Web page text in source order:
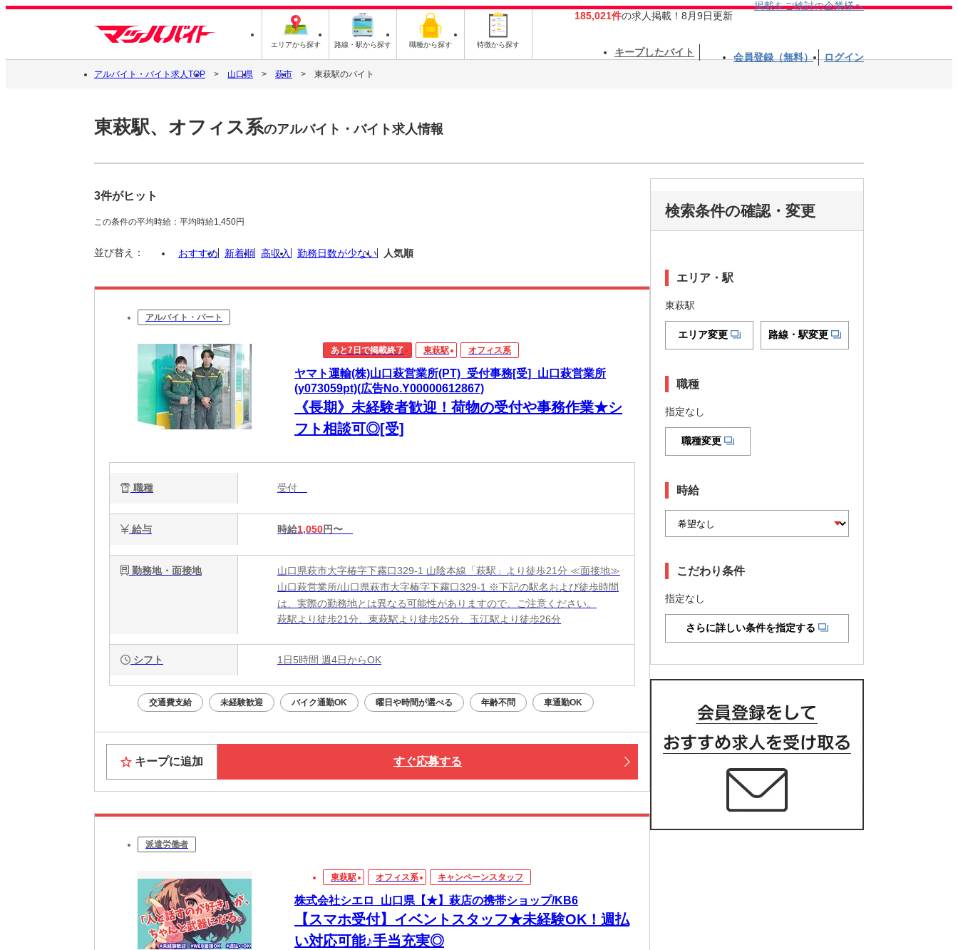
エリアから探す 路線・駅から探す 職種から探す 特徴から探す
185,021件の求人掲載！8月9日更新
掲載をご検討の企業様へ
キープしたバイト 会員登録（無料） ログイン
アルバイト・バイト求人TOP 山口県 萩市 東萩駅のバイト
東萩駅、オフィス系のアルバイト・バイト求人情報
3件がヒット
この条件の平均時給：平均時給1,450円
並び替え： おすすめ 新着順 高収入 勤務日数が少ない 人気順
アルバイト・パート
あと7日で掲載終了 東萩駅 オフィス系
ヤマト運輸(株)山口萩営業所(PT)_受付事務[受]_山口萩営業所
(y073059pt)(広告No.Y00000612867)
《長期》未経験者歓迎！荷物の受付や事務作業★シ
フト相談可◎[受]
職種 受付
給与 時給1,050円〜
勤務地・面接地
山口県萩市大字椿字下霧口329-1 山陰本線「萩駅」より徒歩21分 ≪面接地≫
山口萩営業所/山口県萩市大字椿字下霧口329-1 ※下記の駅名および徒歩時間
は、実際の勤務地とは異なる可能性がありますので、ご注意ください。
萩駅より徒歩21分、東萩駅より徒歩25分、玉江駅より徒歩26分
シフト 1日5時間 週4日からOK
交通費支給 未経験歓迎 バイク通勤OK 曜日や時間が選べる 年齢不問 車通勤OK
キープに追加 すぐ応募する
派遣労働者
東萩駅 オフィス系 キャンペーンスタッフ
株式会社シエロ_山口県【★】萩店の携帯ショップ/KB6
【スマホ受付】イベントスタッフ★未経験OK！週払
い対応可能♪手当充実◎
検索条件の確認・変更
エリア・駅
東萩駅
エリア変更 路線・駅変更
職種
指定なし
職種変更
時給
こだわり条件
指定なし
さらに詳しい条件を指定する